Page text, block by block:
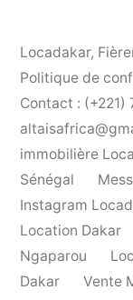
Locadakar,
Politique de
Contact : (+221)
immobilière
Sénégal
Instagram
Location Dakar
Ngaparou
Dakar
Vente